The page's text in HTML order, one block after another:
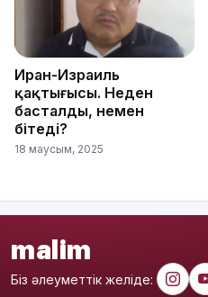
Иран-Израиль
қақтығысы. Неден
басталды, немен
бітеді?
18 маусым, 2025
malim
Біз әлеуметтік желіде: